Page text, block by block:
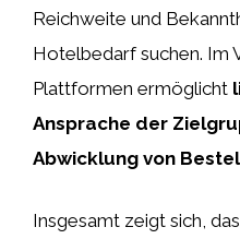
Reichweite und
Hotelbedarf suchen. Im
Plattformen ermöglicht
Ansprache der
Abwicklung von
Insgesamt zeigt sich,